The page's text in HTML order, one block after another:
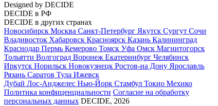
Designed by DECIDE
DECIDE в РФ
DECIDE в других странах
Новосибирск Москва Санкт-Петербург Якутск Сургут Сочи
Владивосток Хабаровск Красноярск Казань Калининград
Краснодар Пермь Кемерово Томск Уфа Омск Магнитогорск
Тольятти Волгоград Воронеж Екатеринбург Челябинск
Иркутск Норильск Новокузнецк Ростов-на Дону Ярославль
Рязань Саратов Тула Ижевск
Дубай Лос-Анджелес Нью-Йорк Стамбул Токио Мехико
Политика конфиценциальности Согласие на обработку
персональных данных DECIDE, 2026